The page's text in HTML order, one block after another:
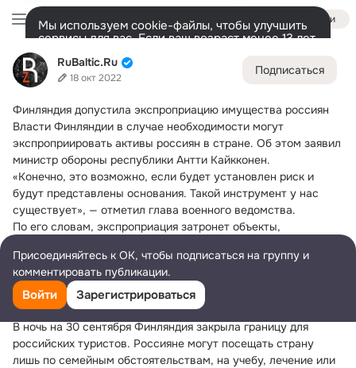
RuBaltic.Ru
18 окт 2022
Подписаться
Финляндия допустила экспроприацию имущества россиян
Власти Финляндии в случае необходимости могут
экспроприировать активы россиян в стране. Об этом заявил
министр обороны республики Антти Кайкконен.
«Конечно, это возможно, если будет установлен риск и
будут представлены основания. Такой инструмент у нас
существует», — отметил глава военного ведомства.
По его словам, экспроприация затронет объекты,
государства». При этом Кайкконен не смог ответить,
рассматривается ли такая возможность сейчас: «Не могу
это комментировать, но могу подтвердить, что
преимущественное право покупки уже применялось».
В ночь на 30 сентября Финляндия закрыла границу для
российских туристов. Россияне могут посещать страну
лишь по семейным обстоятельствам, на учебу, лечение или
Войти
Мы используем cookie-файлы, чтобы улучшить
сервисы для вас. Если ваш возраст менее 13 лет,
настроить cookie-файлы должен ваш законный
представитель.Больше информации
Разрешить все
RuBaltic.Ru
Лента Участники
Дополнительная
Обсуждаемые
Присоединяйтесь к ОК, чтобы подписаться на группу и
комментировать публикации.
Войти Зарегистрироваться